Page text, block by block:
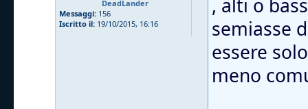
DeadLander
Messaggi: 156
Iscritto il: 19/10/2015, 16:16
, alti o
semiasse
essere
meno